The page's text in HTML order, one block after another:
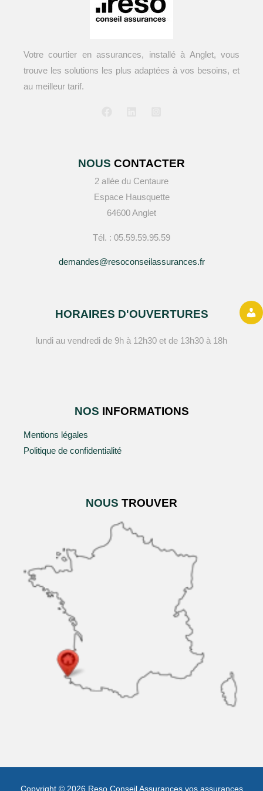
Votre courtier en assurances, installé à Anglet, vous
trouve les solutions les plus adaptées à vos besoins, et
au meilleur tarif.
NOUS CONTACTER
2 allée du Centaure
Espace Hausquette
64600 Anglet
Tél. : 05.59.59.95.59
demandes@resoconseilassurances.fr
HORAIRES D'OUVERTURES
lundi au vendredi de 9h à 12h30 et de 13h30 à 18h
NOS INFORMATIONS
Mentions légales
Politique de confidentialité
NOUS TROUVER
Copyright © 2026 Reso Conseil Assurances vos assurances